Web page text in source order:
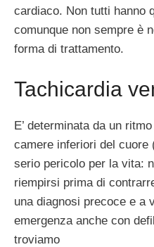
cardiaco. Non tutti hanno
comunque non sempre è
forma di trattamento.
Tachicardia
E’ determinata da un
camere inferiori del
serio pericolo per la vita:
riempirsi prima di
una diagnosi precoce e a
emergenza anche con
troviamo